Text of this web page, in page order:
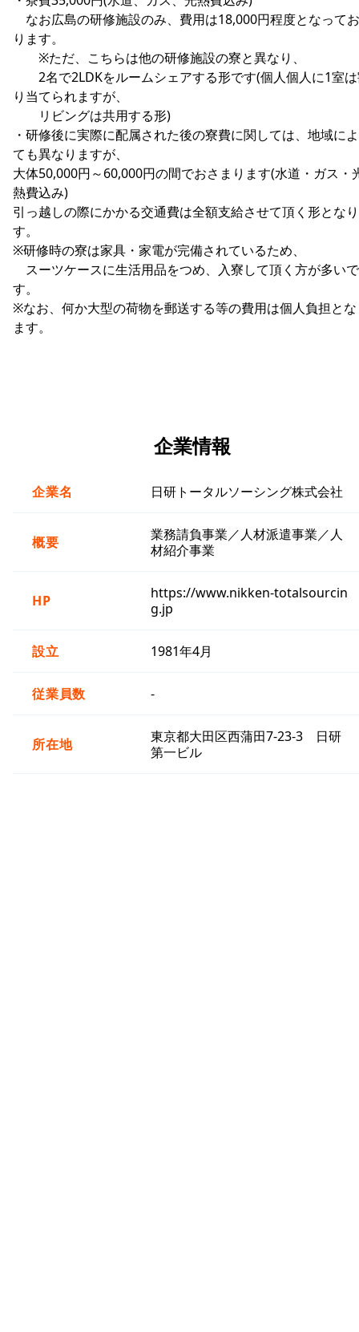
なお広島の研修施設のみ、費用は18,000円程度となってお
ります。
※ただ、こちらは他の研修施設の寮と異なり、
2名で2LDKをルームシェアする形です(個人個人に1室
り当てられますが、
リビングは共用する形)
・研修後に実際に配属された後の寮費に関しては、地域に
ても異なりますが、
大体50,000円～60,000円の間でおさまります(水道・ガス・
熱費込み)
引っ越しの際にかかる交通費は全額支給させて頂く形とな
す。
※研修時の寮は家具・家電が完備されているため、
スーツケースに生活用品をつめ、入寮して頂く方が多いで
す。
※なお、何か大型の荷物を郵送する等の費用は個人負担と
ます。
企業情報
企業名 日研トータルソーシング株式会社
概要
業務請負事業／人材派遣事業／人
材紹介事業
HP
https://www.nikken-totalsourcin
g.jp
設立 1981年4月
従業員数 -
所在地
東京都大田区西蒲田7-23-3 日研
第一ビル